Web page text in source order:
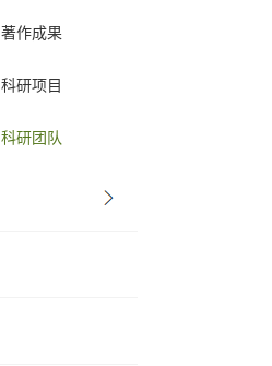
著作成果
科研项目
科研团队